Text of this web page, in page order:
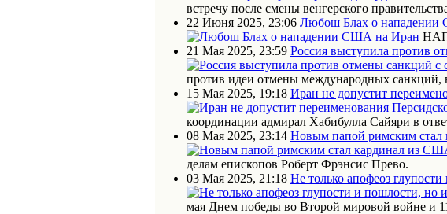
встречу после смены венгерского
22 Июня 2025, 23:06 Любош Блах о
21 Мая 2025, 23:59 Россия выступила против
против идеи отмены международных санкций,
15 Мая 2025, 19:18 Иран не допустит
координации адмирал Хабибулла Сайяри в
08 Мая 2025, 23:14 Новым папой римским
делам епископов Роберт Фрэнсис Прево.
03 Мая 2025, 21:18 Не только апофеоз
мая Днем победы во Второй мировой войне и